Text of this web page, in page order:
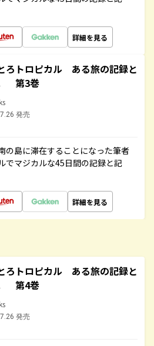
詳細を見る
ろトロピカル ある旅の記録と
第3巻
発売
の島に滞在することになった筆者
でマジカルな45日間の記録と記
詳細を見る
ろトロピカル ある旅の記録と
第4巻
発売